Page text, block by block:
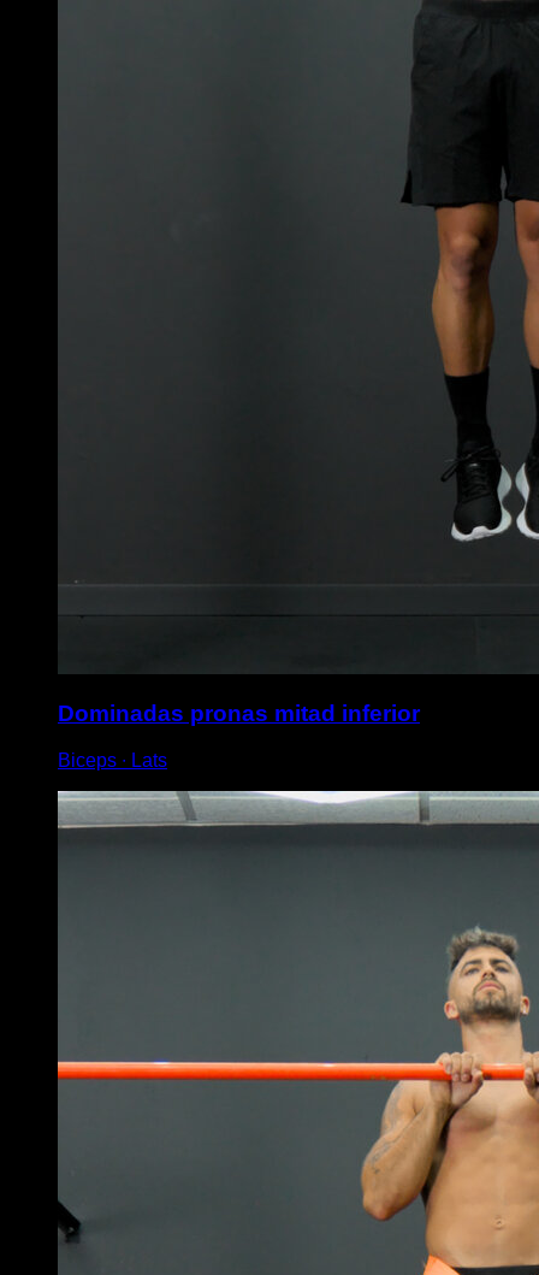
Dominadas pronas mitad inferior
Biceps ∙ Lats